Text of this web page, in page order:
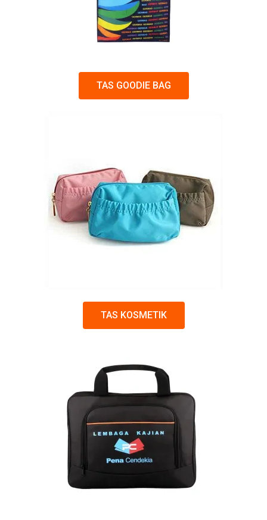
TAS GOODIE BAG
TAS KOSMETIK